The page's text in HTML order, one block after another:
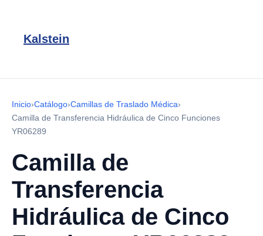
Kalstein
Inicio›Catálogo›Camillas de Traslado Médica›
Camilla de Transferencia Hidráulica de Cinco Funciones
YR06289
Camilla de
Transferencia
Hidráulica de Cinco